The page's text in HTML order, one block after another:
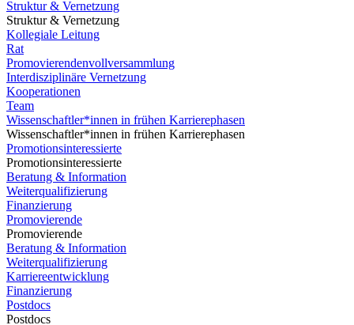
Struktur & Vernetzung
Struktur & Vernetzung
Kollegiale Leitung
Rat
Promovierendenvollversammlung
Interdisziplinäre Vernetzung
Kooperationen
Team
Wissenschaftler*innen in frühen Karrierephasen
Wissenschaftler*innen in frühen Karrierephasen
Promotionsinteressierte
Promotionsinteressierte
Beratung & Information
Weiterqualifizierung
Finanzierung
Promovierende
Promovierende
Beratung & Information
Weiterqualifizierung
Karriereentwicklung
Finanzierung
Postdocs
Postdocs